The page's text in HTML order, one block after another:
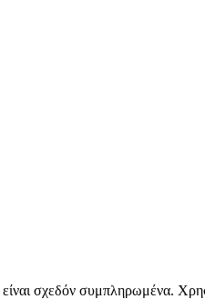
σχεδόν συμπληρωμένα.